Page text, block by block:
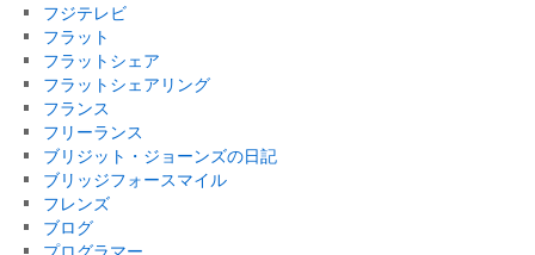
フジテレビ
フラット
フラットシェア
フラットシェアリング
フランス
フリーランス
ブリジット・ジョーンズの日記
ブリッジフォースマイル
フレンズ
ブログ